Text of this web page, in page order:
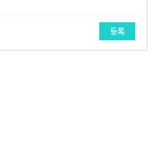
등록